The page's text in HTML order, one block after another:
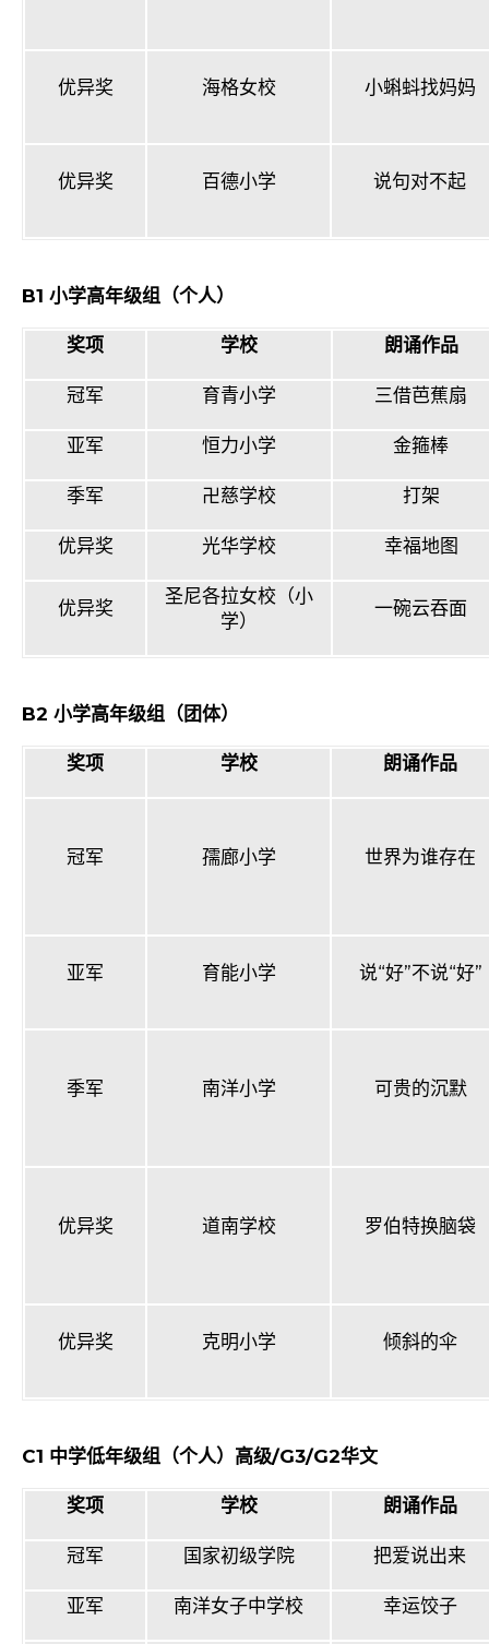
优异奖 海格女校 小蝌蚪找妈妈
优异奖 百德小学 说句对不起
B1 小学高年级组（个人）
奖项 学校 朗诵作品
冠军 育青小学 三借芭蕉扇
亚军 恒力小学 金箍棒
季军 卍慈学校 打架
优异奖 光华学校 幸福地图
优异奖
圣尼各拉女校（小
学）
一碗云吞面
B2 小学高年级组（团体）
奖项 学校 朗诵作品
冠军 孺廊小学 世界为谁存在
亚军 育能小学 说“好”不说“好”
季军 南洋小学 可贵的沉默
优异奖 道南学校 罗伯特换脑袋
优异奖 克明小学 倾斜的伞
C1 中学低年级组（个人）高级/G3/G2华文
奖项 学校 朗诵作品
冠军 国家初级学院 把爱说出来
亚军 南洋女子中学校 幸运饺子